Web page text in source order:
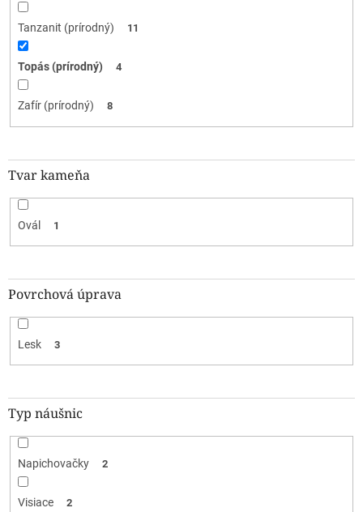
Tanzanit (prírodný) 11
Topás (prírodný) 4
Zafír (prírodný) 8
Tvar kameňa
Ovál 1
Povrchová úprava
Lesk 3
Typ náušnic
Napichovačky 2
Visiace 2